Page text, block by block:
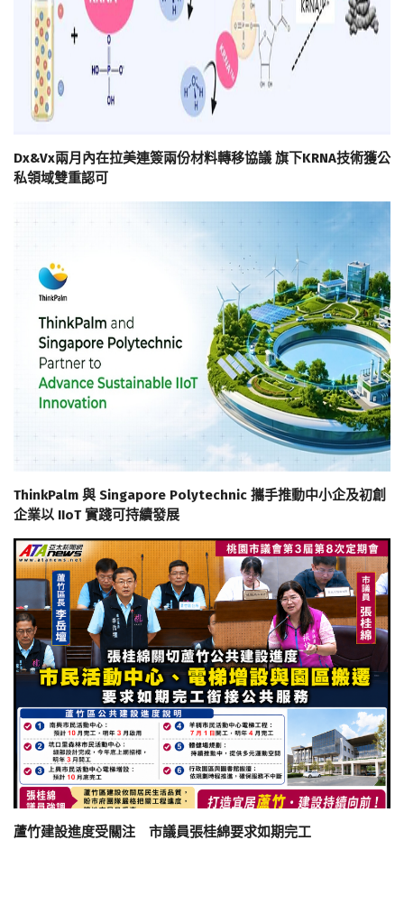
Dx&Vx兩月內在拉美連簽兩份材料轉移協議 旗下KRNA技術獲公
私領域雙重認可
ThinkPalm 與 Singapore Polytechnic 攜手推動中小企及初創
企業以 IIoT 實踐可持續發展
蘆竹建設進度受關注 市議員張桂綿要求如期完工